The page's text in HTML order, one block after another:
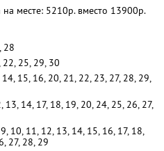
месте: 5210р. вместо 13900р.
28
25, 29, 30
15, 16, 20, 21, 22, 23, 27, 28, 29,
14, 17, 18, 19, 20, 24, 25, 26, 27,
10, 11, 12, 13, 14, 15, 16, 17, 18,
27, 28, 29